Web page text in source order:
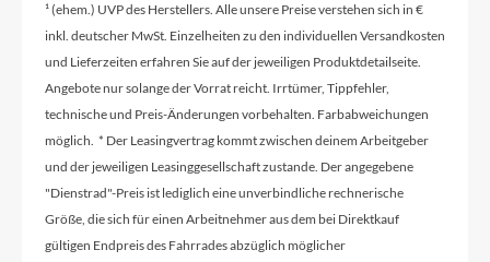
Rahmenmaterial
Aluminium Lite
Kurbelgarnitur
Shimano FC-M315, 36x22T, 170mm
¹ (ehem.) UVP des Herstellers. Alle unsere Preise verstehen sich in €
inkl. deutscher MwSt. Einzelheiten zu den individuellen Versandkosten
und Lieferzeiten erfahren Sie auf der jeweiligen Produktdetailseite.
Angebote nur solange der Vorrat reicht. Irrtümer, Tippfehler,
technische und Preis-Änderungen vorbehalten. Farbabweichungen
möglich. * Der Leasingvertrag kommt zwischen deinem Arbeitgeber
und der jeweiligen Leasinggesellschaft zustande. Der angegebene
"Dienstrad"-Preis ist lediglich eine unverbindliche rechnerische
Größe, die sich für einen Arbeitnehmer aus dem bei Direktkauf
gültigen Endpreis des Fahrrades abzüglich möglicher